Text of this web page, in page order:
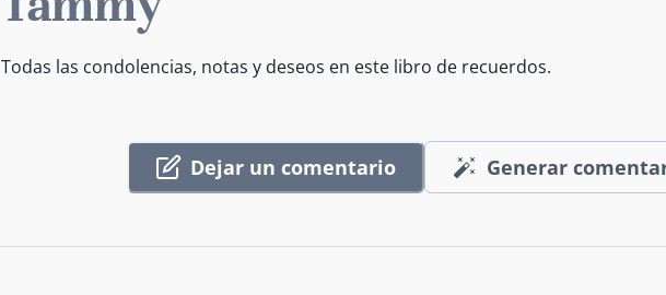
Todas las condolencias, notas y deseos en este libro de recuerdos.
Dejar un comentario Generar